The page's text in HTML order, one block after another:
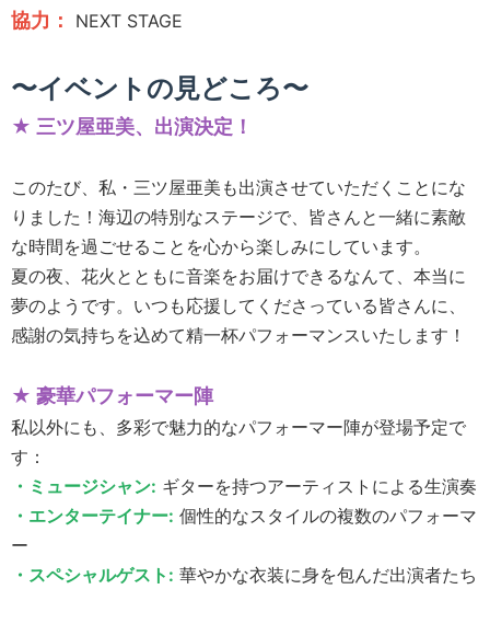
協力： NEXT STAGE
〜イベントの見どころ〜
★ 三ツ屋亜美、出演決定！
このたび、私・三ツ屋亜美も出演させていただくことにな
りました！海辺の特別なステージで、皆さんと一緒に素敵
な時間を過ごせることを心から楽しみにしています。
夏の夜、花火とともに音楽をお届けできるなんて、本当に
夢のようです。いつも応援してくださっている皆さんに、
感謝の気持ちを込めて精一杯パフォーマンスいたします！
★ 豪華パフォーマー陣
私以外にも、多彩で魅力的なパフォーマー陣が登場予定で
す：
・ミュージシャン: ギターを持つアーティストによる生演奏
・エンターテイナー: 個性的なスタイルの複数のパフォーマ
ー
・スペシャルゲスト: 華やかな衣装に身を包んだ出演者たち